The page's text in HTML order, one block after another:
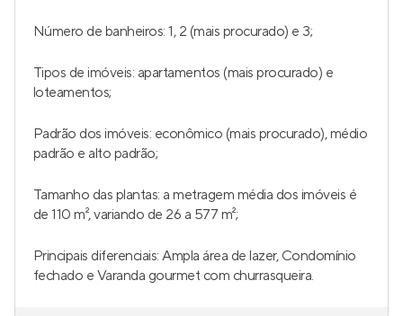
Número de banheiros: 1, 2 (mais procurado) e 3;
Tipos de imóveis: apartamentos (mais procurado) e
loteamentos;
Padrão dos imóveis: econômico (mais procurado), médio
padrão e alto padrão;
Tamanho das plantas: a metragem média dos imóveis é
de 110 m², variando de 26 a 577 m²;
Principais diferenciais: Ampla área de lazer, Condomínio
fechado e Varanda gourmet com churrasqueira.